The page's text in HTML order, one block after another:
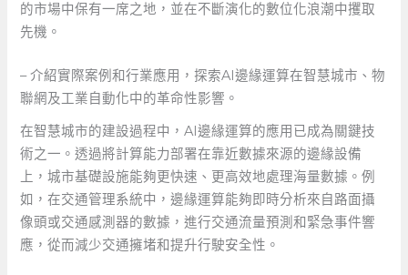
的市場中保有一席之地，並在不斷演化的數位化浪潮中攫取
先機。
– 介紹實際案例和行業應用，探索AI邊緣運算在智慧城市、物
聯網及工業自動化中的革命性影響。
在智慧城市的建設過程中，AI邊緣運算的應用已成為關鍵技
術之一。透過將計算能力部署在靠近數據來源的邊緣設備
上，城市基礎設施能夠更快速、更高效地處理海量數據。例
如，在交通管理系統中，邊緣運算能夠即時分析來自路面攝
像頭或交通感測器的數據，進行交通流量預測和緊急事件響
應，從而減少交通擁堵和提升行駛安全性。